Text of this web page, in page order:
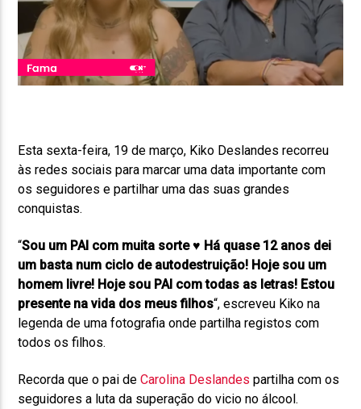
Esta sexta-feira, 19 de março, Kiko Deslandes recorreu
às redes sociais para marcar uma data importante com
os seguidores e partilhar uma das suas grandes
conquistas.
“Sou um PAI com muita sorte ♥︎ Há quase 12 anos dei
um basta num ciclo de autodestruição! Hoje sou um
homem livre! Hoje sou PAI com todas as letras! Estou
presente na vida dos meus filhos“, escreveu Kiko na
legenda de uma fotografia onde partilha registos com
todos os filhos.
Recorda que o pai deCarolina Deslandes partilha com os
seguidores a luta da superação do vicio no álcool.